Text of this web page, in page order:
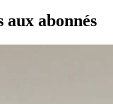
aux abonnés